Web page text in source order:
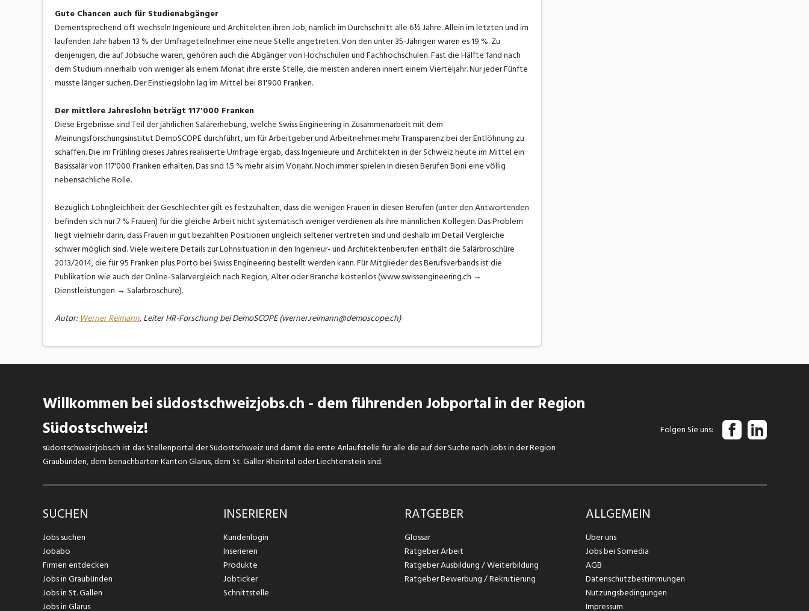
Gute Chancen auch für Studienabgänger
Dementsprechend oft wechseln Ingenieure und Architekten ihren Job, nämlich im Durchschnitt alle 6½ Jahre. Allein im letzten und im
laufenden Jahr haben 13 % der Umfrageteilnehmer eine neue Stelle angetreten. Von den unter 35-Jährigen waren es 19 %. Zu
denjenigen, die auf Jobsuche waren, gehören auch die Abgänger von Hochschulen und Fachhochschulen. Fast die Hälfte fand nach
dem Studium innerhalb von weniger als einem Monat ihre erste Stelle, die meisten anderen innert einem Vierteljahr. Nur jeder Fünfte
musste länger suchen. Der Einstiegslohn lag im Mittel bei 81'900 Franken.
Der mittlere Jahreslohn beträgt 117'000 Franken
Diese Ergebnisse sind Teil der jährlichen Salärerhebung, welche Swiss Engineering in Zusammenarbeit mit dem
Meinungsforschungsinstitut DemoSCOPE durchführt, um für Arbeitgeber und Arbeitnehmer mehr Transparenz bei der Entlöhnung zu
schaffen. Die im Frühling dieses Jahres realisierte Umfrage ergab, dass Ingenieure und Architekten in der Schweiz heute im Mittel ein
Basissalär von 117'000 Franken erhalten. Das sind 1.5 % mehr als im Vorjahr. Noch immer spielen in diesen Berufen Boni eine völlig
nebensächliche Rolle.
Bezüglich Lohngleichheit der Geschlechter gilt es festzuhalten, dass die wenigen Frauen in diesen Berufen (unter den Antwortenden
befinden sich nur 7 % Frauen) für die gleiche Arbeit nicht systematisch weniger verdienen als ihre männlichen Kollegen. Das Problem
liegt vielmehr darin, dass Frauen in gut bezahlten Positionen ungleich seltener vertreten sind und deshalb im Detail Vergleiche
schwer möglich sind. Viele weitere Details zur Lohnsituation in den Ingenieur- und Architektenberufen enthält die Salärbroschüre
2013/2014, die für 95 Franken plus Porto bei Swiss Engineering bestellt werden kann. Für Mitglieder des Berufsverbands ist die
Publikation wie auch der Online-Salärvergleich nach Region, Alter oder Branche kostenlos (www.swissengineering.ch →
Dienstleistungen → Salärbroschüre).
Autor:Werner Reimann, Leiter HR-Forschung bei DemoSCOPE (werner.reimann@demoscope.ch)
Willkommen bei südostschweizjobs.ch - dem führenden Jobportal in der Region
Südostschweiz!
südostschweizjobs.ch ist das Stellenportal der Südostschweiz und damit die erste Anlaufstelle für alle die auf der Suche nach Jobs in der Region
Graubünden, dem benachbarten Kanton Glarus, dem St. Galler Rheintal oder Liechtenstein sind.
Folgen Sie uns
SUCHEN
Jobs suchen
Jobabo
Firmen entdecken
Jobs in Graubünden
Jobs in St. Gallen
Jobs in Glarus
INSERIEREN
Kundenlogin
Inserieren
Produkte
Jobticker
Schnittstelle
RATGEBER
Glossar
Ratgeber Arbeit
Ratgeber Ausbildung / Weiterbildung
Ratgeber Bewerbung / Rekrutierung
ALLGEMEIN
Über uns
Jobs bei Somedia
AGB
Datenschutzbestimmungen
Nutzungsbedingungen
Impressum